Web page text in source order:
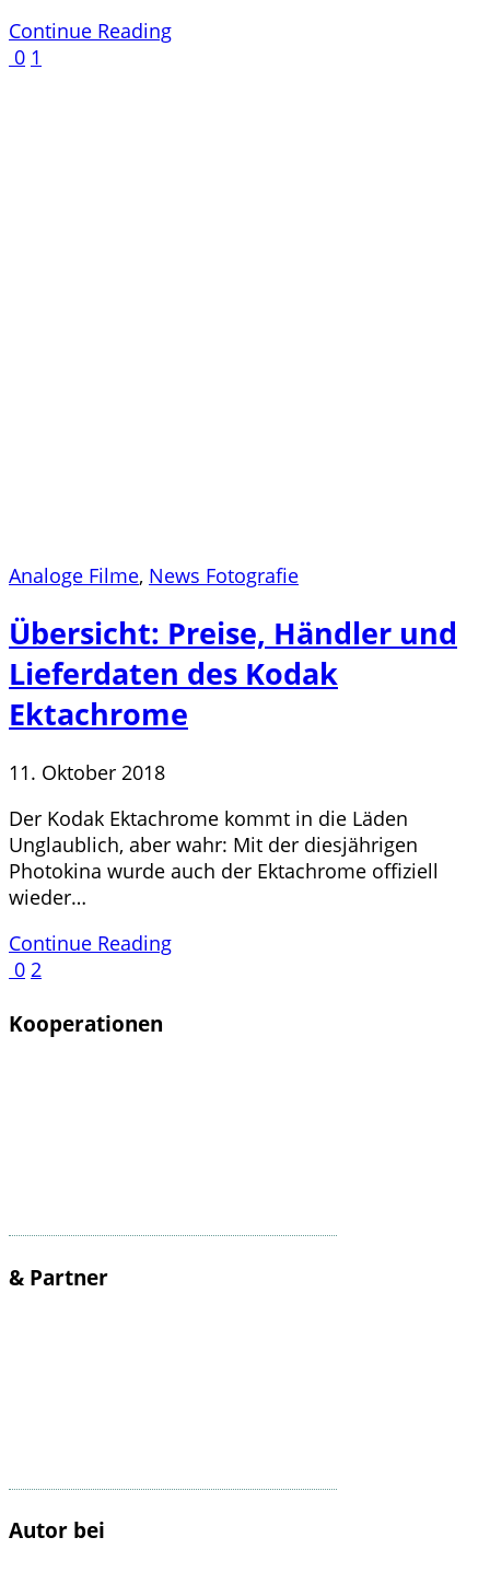
Continue Reading
0 1
Analoge Filme, News Fotografie
Übersicht: Preise, Händler und
Lieferdaten des Kodak
Ektachrome
11. Oktober 2018
Der Kodak Ektachrome kommt in die Läden
Unglaublich, aber wahr: Mit der diesjährigen
Photokina wurde auch der Ektachrome offiziell
wieder…
Continue Reading
0 2
Kooperationen
& Partner
Autor bei